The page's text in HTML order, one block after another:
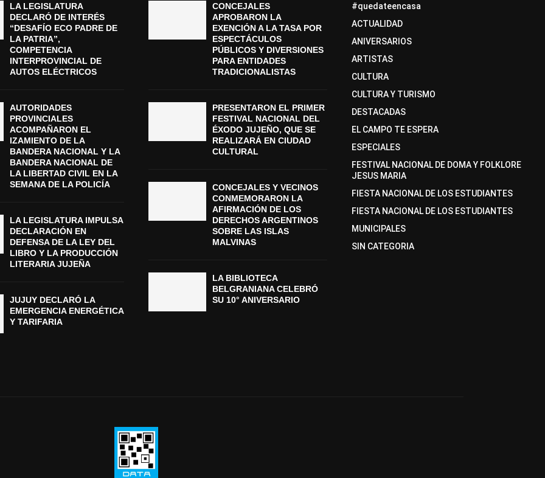
LA LEGISLATURA
DECLARÓ DE INTERÉS
“DESAFÍO ECO PADRE DE
LA PATRIA”,
COMPETENCIA
INTERPROVINCIAL DE
AUTOS ELÉCTRICOS
AUTORIDADES
PROVINCIALES
ACOMPAÑARON EL
IZAMIENTO DE LA
BANDERA NACIONAL Y LA
BANDERA NACIONAL DE
LA LIBERTAD CIVIL EN LA
SEMANA DE LA POLICÍA
LA LEGISLATURA IMPULSA
DECLARACIÓN EN
DEFENSA DE LA LEY DEL
LIBRO Y LA PRODUCCIÓN
LITERARIA JUJEÑA
JUJUY DECLARÓ LA
EMERGENCIA ENERGÉTICA
Y TARIFARIA
CONCEJALES
APROBARON LA
EXENCIÓN A LA TASA POR
ESPECTÁCULOS
PÚBLICOS Y DIVERSIONES
PARA ENTIDADES
TRADICIONALISTAS
PRESENTARON EL PRIMER
FESTIVAL NACIONAL DEL
ÉXODO JUJEÑO, QUE SE
REALIZARÁ EN CIUDAD
CULTURAL
CONCEJALES Y VECINOS
CONMEMORARON LA
AFIRMACIÓN DE LOS
DERECHOS ARGENTINOS
SOBRE LAS ISLAS
MALVINAS
LA BIBLIOTECA
BELGRANIANA CELEBRÓ
SU 10° ANIVERSARIO
#quedateencasa
ACTUALIDAD
ANIVERSARIOS
ARTISTAS
CULTURA
CULTURA Y TURISMO
DESTACADAS
EL CAMPO TE ESPERA
ESPECIALES
FESTIVAL NACIONAL DE DOMA Y FOLKLORE
JESUS MARIA
FIESTA NACIONAL DE LOS ESTUDIANTES
FIESTA NACIONAL DE LOS ESTUDIANTES
MUNICIPALES
SIN CATEGORIA